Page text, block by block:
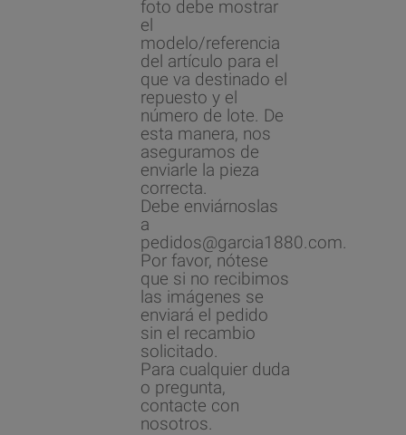
foto debe mostrar
el
modelo/referencia
del artículo para el
que va destinado el
repuesto y el
número de lote. De
esta manera, nos
aseguramos de
enviarle la pieza
correcta.
Debe enviárnoslas
a
pedidos@garcia1880.com.
Por favor, nótese
que si no recibimos
las imágenes se
enviará el pedido
sin el recambio
solicitado.
Para cualquier duda
o pregunta,
contacte con
nosotros.